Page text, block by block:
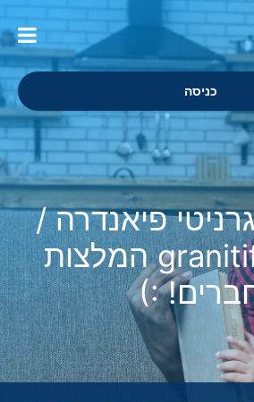
כניסה
פיאנדרה /
granitif iandre המלצות
:)